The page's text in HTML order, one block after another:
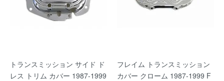
トランスミッション サイド ド
レス トリム カバー 1987-1999
フレイム トランスミッション
カバー クローム 1987-1999 F